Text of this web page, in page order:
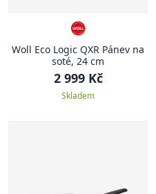
Woll Eco Logic QXR Pánev na
soté, 24 cm
2 999 Kč
Skladem